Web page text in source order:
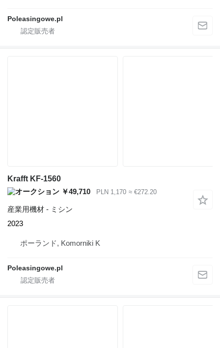
Poleasingowe.pl
Krafft KF-1560
￥49,710
PLN 1,170 ≈ €272.20
産業用機材 - ミシン
2023
ポーランド, Komorniki K
Poleasingowe.pl